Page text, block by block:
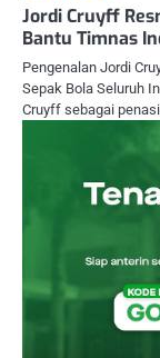
Jordi Cruyff
Bantu Timnas
Pengenalan Jordi
Sepak Bola Seluruh
Cruyff sebagai